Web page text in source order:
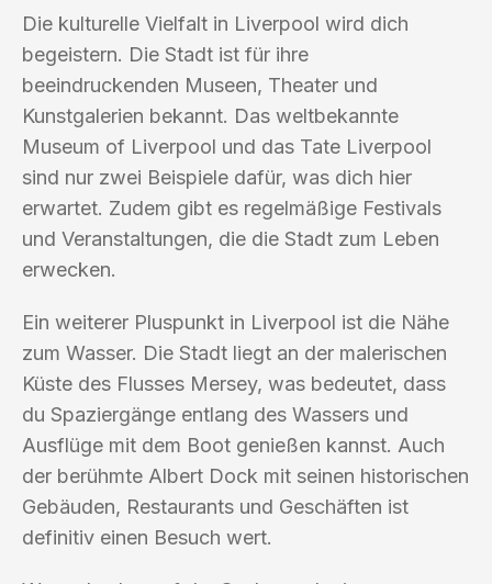
Die kulturelle Vielfalt in Liverpool wird dich
begeistern. Die Stadt ist für ihre
beeindruckenden Museen, Theater und
Kunstgalerien bekannt. Das weltbekannte
Museum of Liverpool und das Tate Liverpool
sind nur zwei Beispiele dafür, was dich hier
erwartet. Zudem gibt es regelmäßige Festivals
und Veranstaltungen, die die Stadt zum Leben
erwecken.
Ein weiterer Pluspunkt in Liverpool ist die Nähe
zum Wasser. Die Stadt liegt an der malerischen
Küste des Flusses Mersey, was bedeutet, dass
du Spaziergänge entlang des Wassers und
Ausflüge mit dem Boot genießen kannst. Auch
der berühmte Albert Dock mit seinen historischen
Gebäuden, Restaurants und Geschäften ist
definitiv einen Besuch wert.